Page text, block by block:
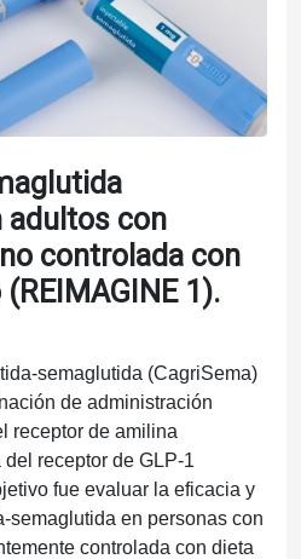
adultos con
controlada con
1).
semaglutida (CagriSema)
de administración
receptor de amilina
receptor de GLP-1
fue evaluar la eficacia y
semaglutida en personas con
controlada con dieta